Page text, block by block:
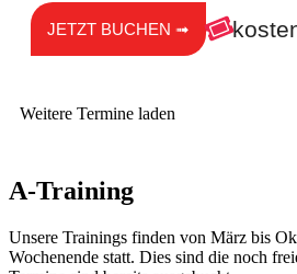
JETZT BUCHEN ➟
Weitere Termine laden
A-Training
Unsere Trainings finden von März bis
Wochenende statt. Dies sind die noch